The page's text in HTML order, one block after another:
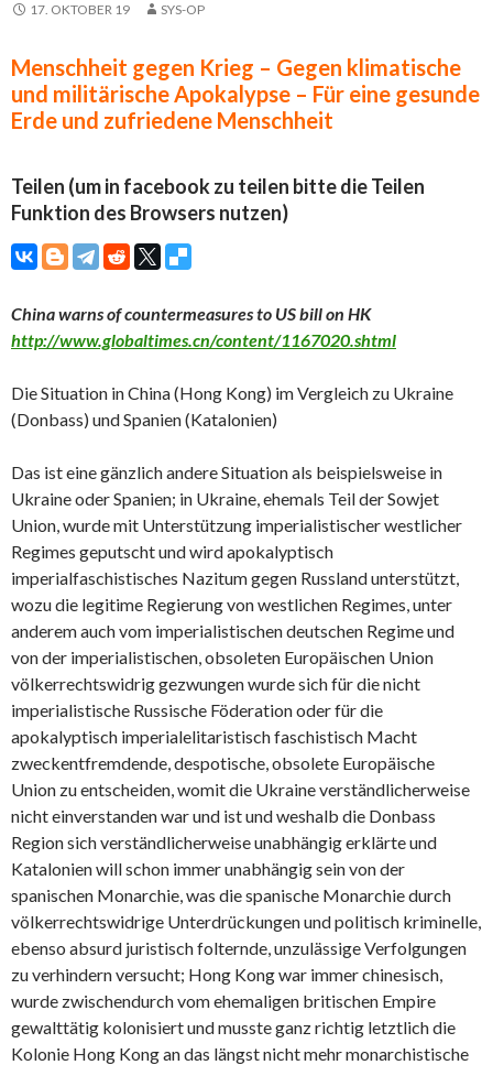
17. OKTOBER 19 SYS-OP
Menschheit gegen Krieg – Gegen klimatische
und militärische Apokalypse – Für eine gesunde
Erde und zufriedene Menschheit
Teilen (um in facebook zu teilen bitte die Teilen
Funktion des Browsers nutzen)
China warns of countermeasures to US bill on HK
http://www.globaltimes.cn/content/1167020.shtml
Die Situation in China (Hong Kong) im Vergleich zu Ukraine
(Donbass) und Spanien (Katalonien)
Das ist eine gänzlich andere Situation als beispielsweise in
Ukraine oder Spanien; in Ukraine, ehemals Teil der Sowjet
Union, wurde mit Unterstützung imperialistischer westlicher
Regimes geputscht und wird apokalyptisch
imperialfaschistisches Nazitum gegen Russland unterstützt,
wozu die legitime Regierung von westlichen Regimes, unter
anderem auch vom imperialistischen deutschen Regime und
von der imperialistischen, obsoleten Europäischen Union
völkerrechtswidrig gezwungen wurde sich für die nicht
imperialistische Russische Föderation oder für die
apokalyptisch imperialelitaristisch faschistisch Macht
zweckentfremdende, despotische, obsolete Europäische
Union zu entscheiden, womit die Ukraine verständlicherweise
nicht einverstanden war und ist und weshalb die Donbass
Region sich verständlicherweise unabhängig erklärte und
Katalonien will schon immer unabhängig sein von der
spanischen Monarchie, was die spanische Monarchie durch
völkerrechtswidrige Unterdrückungen und politisch kriminelle,
ebenso absurd juristisch folternde, unzulässige Verfolgungen
zu verhindern versucht; Hong Kong war immer chinesisch,
wurde zwischendurch vom ehemaligen britischen Empire
gewalttätig kolonisiert und musste ganz richtig letztlich die
Kolonie Hong Kong an das längst nicht mehr monarchistische